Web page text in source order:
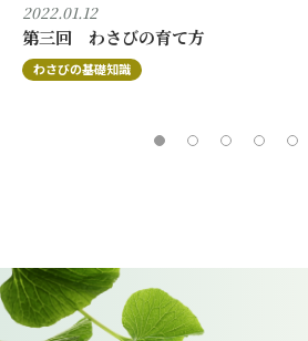
2022.01.12
第三回 わさびの育て方
わさびの基礎知識